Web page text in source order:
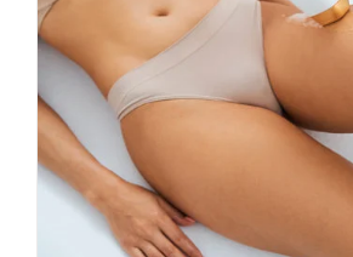
peuvent
être
choisies
sur
du
produit